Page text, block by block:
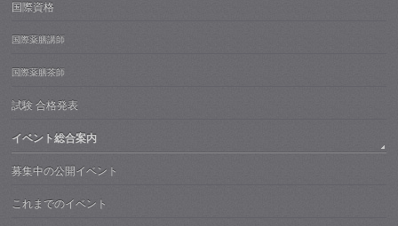
国際資格
国際薬膳講師
国際薬膳茶師
試験 合格発表
イベント総合案内
募集中の公開イベント
これまでのイベント